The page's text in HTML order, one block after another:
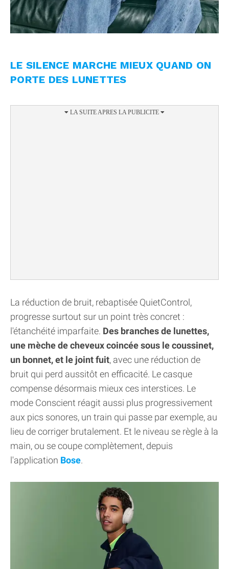
LE SILENCE MARCHE MIEUX QUAND ON
PORTE DES LUNETTES
La réduction de bruit, rebaptisée QuietControl,
progresse surtout sur un point très concret :
l'étanchéité imparfaite. Des branches de lunettes,
une mèche de cheveux coincée sous le coussinet,
un bonnet, et le joint fuit, avec une réduction de
bruit qui perd aussitôt en efficacité. Le casque
compense désormais mieux ces interstices. Le
mode Conscient réagit aussi plus progressivement
aux pics sonores, un train qui passe par exemple, au
lieu de corriger brutalement. Et le niveau se règle à la
main, ou se coupe complètement, depuis
l'application Bose.